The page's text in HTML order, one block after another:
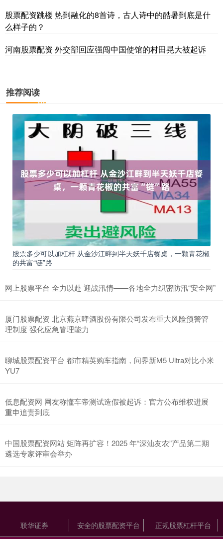
股票配资跳楼 热到融化的8首诗，古人诗中的酷暑到底是什
么样子的？
河南股票配资 外交部回应强闯中国使馆的村田晃大被起诉
推荐阅读
股票多少可以加杠杆 从金沙江畔到半天妖千店餐桌，一颗青花椒
的共富“链”路
网上股票平台 全力以赴 迎战汛情——各地全力织密防汛“安全网”
厦门股票配资 北京燕京啤酒股份有限公司发布重大风险预警管
理制度 强化应急管理能力
聊城股票配资平台 都市精英购车指南，问界新M5 Ultra对比小米
YU7
低息配资网 网友称懂车帝测试造假被起诉：官方公布维权进展
重申追责到底
中国股票配资网站 矩阵再扩容！2025 年“深汕友农”产品第二期
遴选专家评审会举办
联华证券 安全的股票配资平台 正规股票杠杆平台